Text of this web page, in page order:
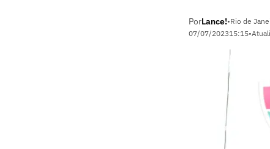
PorLance!•Rio de
07/07/202315:15•